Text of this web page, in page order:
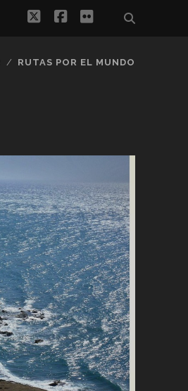
twitterfacebook
flickr
RUTAS POR EL MUNDO